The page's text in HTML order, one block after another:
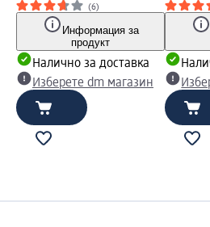
(6)
Информация за
продукт
Налично за доставка
Изберете dm магазин